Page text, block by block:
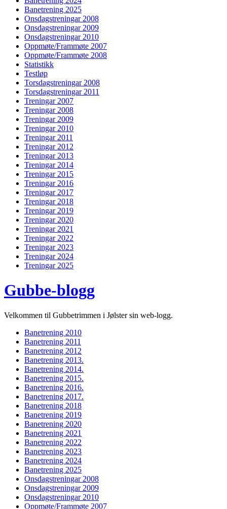
Banetrening 2025
Onsdagstreningar 2008
Onsdagstreningar 2009
Onsdagstreningar 2010
Oppmøte/Frammøte 2007
Oppmøte/Frammøte 2008
Statistikk
Testløp
Torsdagstreningar 2008
Torsdagstreningar 2011
Treningar 2007
Treningar 2008
Treningar 2009
Treningar 2010
Treningar 2011
Treningar 2012
Treningar 2013
Treningar 2014
Treningar 2015
Treningar 2016
Treningar 2017
Treningar 2018
Treningar 2019
Treningar 2020
Treningar 2021
Treningar 2022
Treningar 2023
Treningar 2024
Treningar 2025
Gubbe-blogg
Velkommen til Gubbetrimmen i Jølster sin web-logg.
Banetrening 2010
Banetrening 2011
Banetrening 2012
Banetrening 2013.
Banetrening 2014.
Banetrening 2015.
Banetrening 2016.
Banetrening 2017.
Banetrening 2018
Banetrening 2019
Banetrening 2020
Banetrening 2021
Banetrening 2022
Banetrening 2023
Banetrening 2024
Banetrening 2025
Onsdagstreningar 2008
Onsdagstreningar 2009
Onsdagstreningar 2010
Oppmøte/Frammøte 2007